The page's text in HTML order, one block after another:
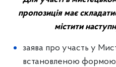
пропозиція має
містити
заява про участь у
встановленою